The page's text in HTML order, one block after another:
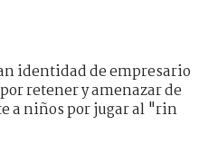
identidad de empresario
retener y amenazar de
a niños por jugar al "rin